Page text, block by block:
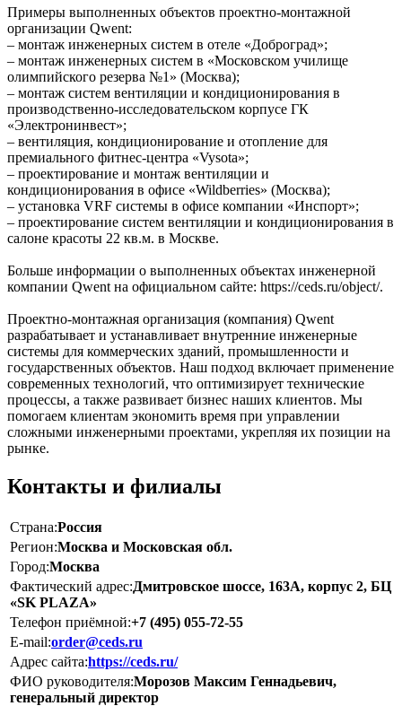
Примеры выполненных объектов проектно-монтажной
организации Qwent:
– монтаж инженерных систем в отеле «Доброград»;
– монтаж инженерных систем в «Московском училище
олимпийского резерва №1» (Москва);
– монтаж систем вентиляции и кондиционирования в
производственно-исследовательском корпусе ГК
«Электронинвест»;
– вентиляция, кондиционирование и отопление для
премиального фитнес-центра «Vysota»;
– проектирование и монтаж вентиляции и
кондиционирования в офисе «Wildberries» (Москва);
– установка VRF системы в офисе компании «Инспорт»;
– проектирование систем вентиляции и кондиционирования в
салоне красоты 22 кв.м. в Москве.
Больше информации о выполненных объектах инженерной
компании Qwent на официальном сайте: https://ceds.ru/object/.
Проектно-монтажная организация (компания) Qwent
разрабатывает и устанавливает внутренние инженерные
системы для коммерческих зданий, промышленности и
государственных объектов. Наш подход включает применение
современных технологий, что оптимизирует технические
процессы, а также развивает бизнес наших клиентов. Мы
помогаем клиентам экономить время при управлении
сложными инженерными проектами, укрепляя их позиции на
рынке.
Контакты и филиалы
Страна:Россия
Регион:Москва и Московская обл.
Город:Москва
Фактический адрес:Дмитровское шоссе, 163А, корпус 2, БЦ
«SK PLAZA»
Телефон приёмной:+7 (495) 055-72-55
E-mail:order@ceds.ru
Адрес сайта:https://ceds.ru/
ФИО руководителя:Морозов Максим Геннадьевич,
генеральный директор